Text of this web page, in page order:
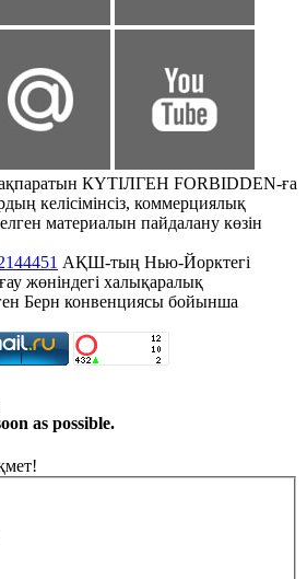
КҮТІЛГЕН FORBIDDEN-ға
келісімінсіз, коммерциялық
материалын пайдалану көзін
АҚШ-тың Нью-Йорктегі
жөніндегі халықаралық
Берн конвенциясы бойынша
as possible.